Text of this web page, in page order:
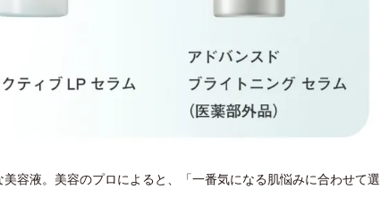
容液。美容のプロによると、「一番気になる肌悩みに合わせて選